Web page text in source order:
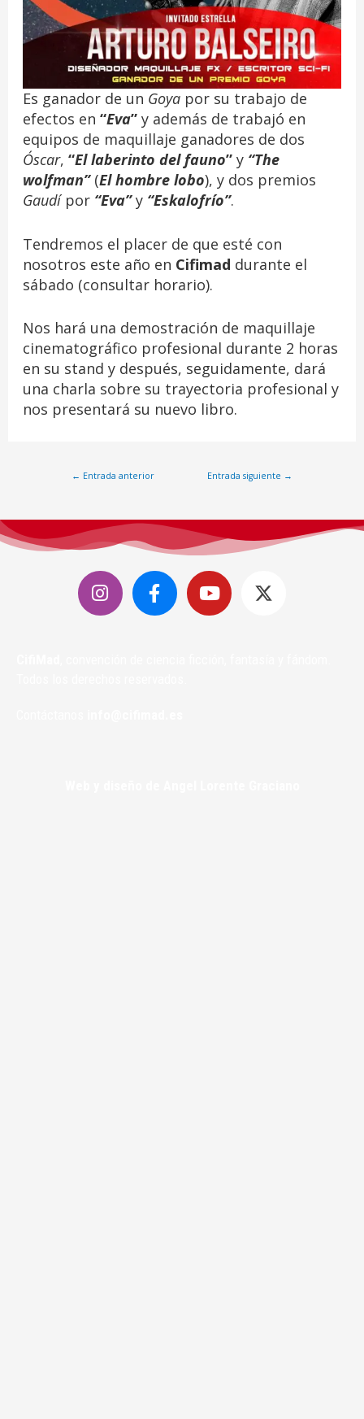
Es ganador de un Goya por su trabajo de
efectos en “Eva”y además de trabajó en
equipos de maquillaje ganadores de dos
Óscar, “El laberinto del fauno”y “The
wolfman”(El hombre lobo), y dos premios
Gaudí por “Eva”y “Eskalofrío”.
Tendremos el placer de que esté con
nosotros este año en Cifimad durante el
sábado (consultar horario).
Nos hará una demostración de maquillaje
cinematográfico profesional durante 2 horas
en su stand y después, seguidamente, dará
una charla sobre su trayectoria profesional y
nos presentará su nuevo libro.
← Entrada anterior Entrada siguiente →